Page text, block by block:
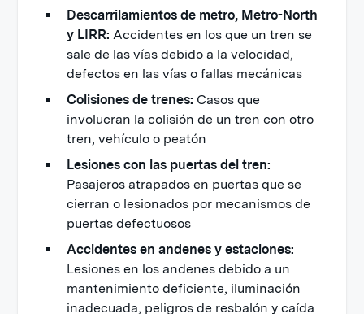
Descarrilamientos de metro, Metro-North
y LIRR: Accidentes en los que un tren se
sale de las vías debido a la velocidad,
defectos en las vías o fallas mecánicas
Colisiones de trenes: Casos que
involucran la colisión de un tren con otro
tren, vehículo o peatón
Lesiones con las puertas del tren:
Pasajeros atrapados en puertas que se
cierran o lesionados por mecanismos de
puertas defectuosos
Accidentes en andenes y estaciones:
Lesiones en los andenes debido a un
mantenimiento deficiente, iluminación
inadecuada, peligros de resbalón y caída